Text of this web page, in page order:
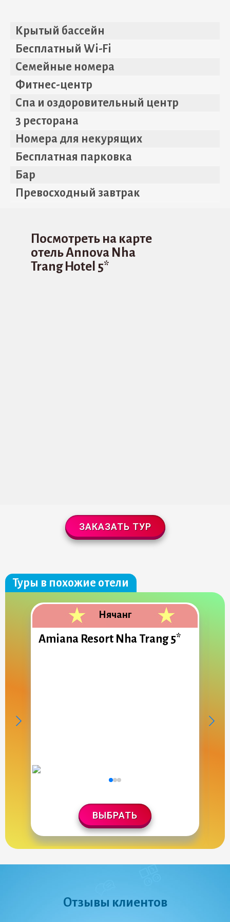
Крытый бассейн
Бесплатный Wi-Fi
Семейные номера
Фитнес-центр
Спа и оздоровительный центр
3 ресторана
Номера для некурящих
Бесплатная парковка
Бар
Превосходный завтрак
Посмотреть на карте
отель Annova Nha
Trang Hotel 5*
ЗАКАЗАТЬ ТУР
Туры в похожие отели
Нячанг
Amiana Resort Nha Trang 5*
ВЫБРАТЬ
Отзывы клиентов